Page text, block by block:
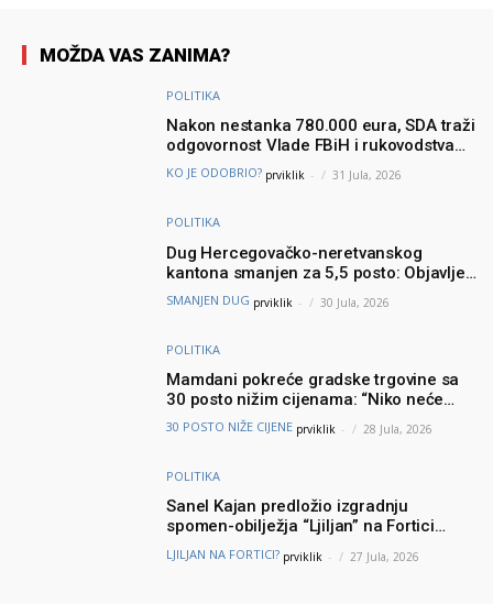
MOŽDA VAS ZANIMA?
POLITIKA
Nakon nestanka 780.000 eura, SDA traži
odgovornost Vlade FBiH i rukovodstva
Igmana
KO JE ODOBRIO? prviklik - 31 Jula, 2026
POLITIKA
Dug Hercegovačko-neretvanskog
kantona smanjen za 5,5 posto: Objavljeni
najnoviji podaci Ministarstva finansija
SMANJEN DUG prviklik - 30 Jula, 2026
POLITIKA
Mamdani pokreće gradske trgovine sa
30 posto nižim cijenama: “Niko neće
brinuti može li prehraniti svoju porodicu”
30 POSTO NIŽE CIJENE prviklik - 28 Jula, 2026
POLITIKA
Sanel Kajan predložio izgradnju
spomen-obilježja “Ljiljan” na Fortici
iznad Mostara – Podšku ideji dao i
Muhamed ef. Velić
LJILJAN NA FORTICI? prviklik - 27 Jula, 2026